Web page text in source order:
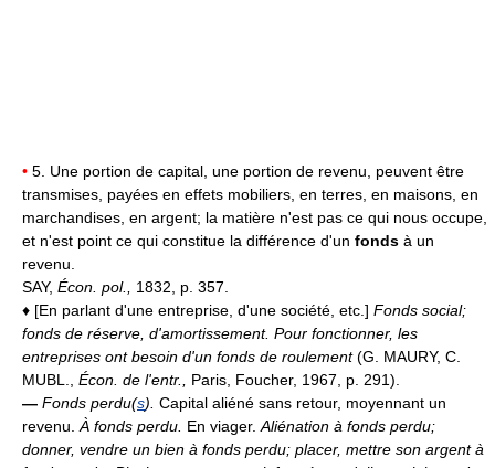
• 5. Une portion de capital, une portion de revenu, peuvent être
transmises, payées en effets mobiliers, en terres, en maisons, en
marchandises, en argent; la matière n'est pas ce qui nous occupe,
et n'est point ce qui constitue la différence d'un fonds à un
revenu.
SAY, Écon. pol., 1832, p. 357.
♦ [En parlant d'une entreprise, d'une société, etc.] Fonds social;
fonds de réserve, d'amortissement. Pour fonctionner, les
entreprises ont besoin d'un fonds de roulement(G. MAURY, C.
MUBL., Écon. de l'entr., Paris, Foucher, 1967, p. 291).
— Fonds perdu(s). Capital aliéné sans retour, moyennant un
revenu. À fonds perdu. En viager. Aliénation à fonds perdu;
donner, vendre un bien à fonds perdu; placer, mettre son argent à